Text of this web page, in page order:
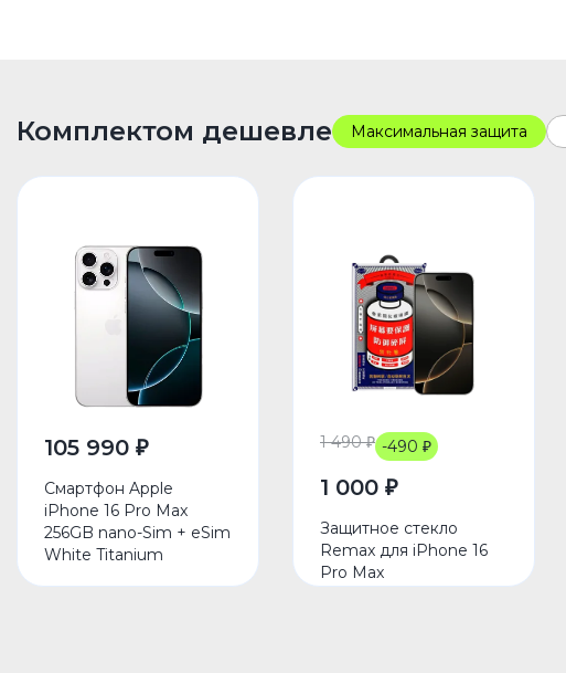
Комплектом дешевле Максимальная защита
105 990 ₽
Смартфон Apple
iPhone 16 Pro Max
256GB nano-Sim + eSim
White Titanium
1 490 ₽ -490 ₽
1 000 ₽
Защитное стекло
Remax для iPhone 16
Pro Max